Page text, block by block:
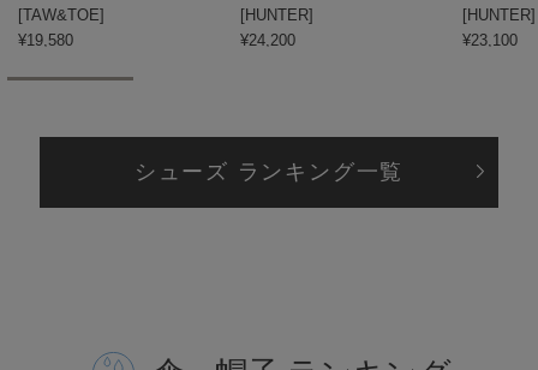
UGG
[TAW&TOE]
¥19,580
[HUNTER]
¥24,200
[HUNTER]
¥23,100
シューズ ランキング一覧